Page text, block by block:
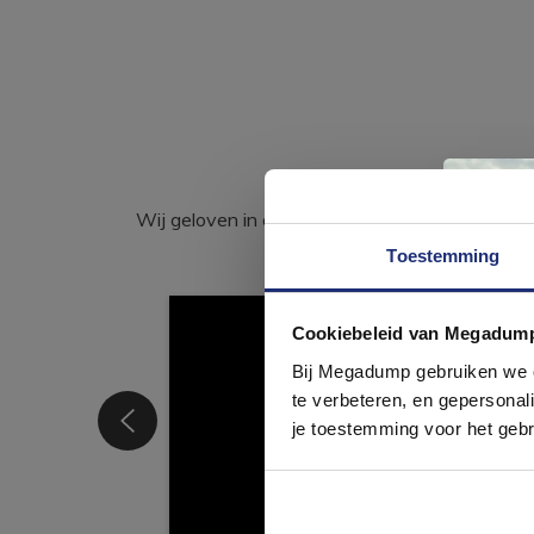
Toestemming
Cookiebeleid van
Bij Megadump gebruiken
te verbeteren, en
je toestemming voor het
Wij geloven in de kracht van delen. Deel jouw